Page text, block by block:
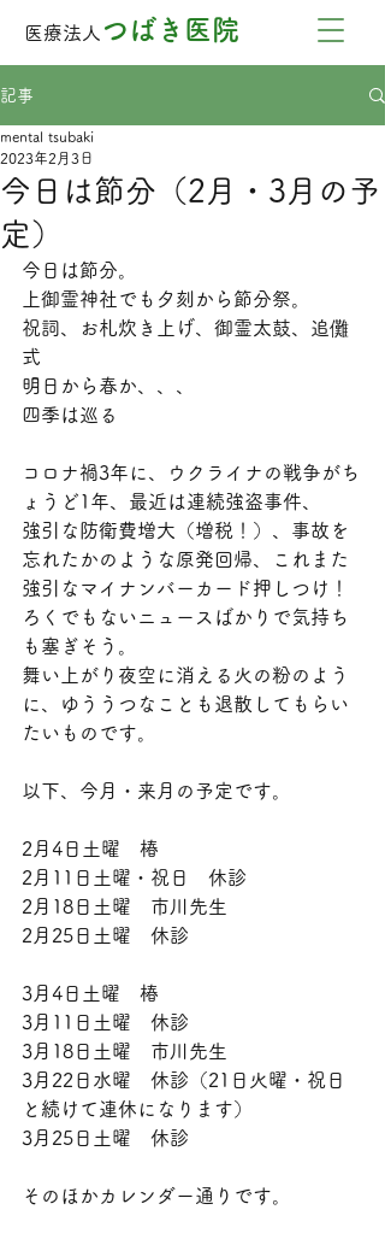
医療法人 つばき医院
記事
今日は節分（2月・3月の予
定）
mental tsubaki
2023年2月3日
今日は節分。
上御霊神社でも夕刻から節分祭。
祝詞、お札炊き上げ、御霊太鼓、追儺
式
明日から春か、、、
四季は巡る
コロナ禍3年に、ウクライナの戦争がち
ょうど1年、最近は連続強盗事件、
強引な防衛費増大（増税！）、事故を
忘れたかのような原発回帰、これまた
強引なマイナンバーカード押しつけ！
ろくでもないニュースばかりで気持ち
も塞ぎそう。
舞い上がり夜空に消える火の粉のよう
に、ゆううつなことも退散してもらい
たいものです。
以下、今月・来月の予定です。
2月4日土曜　椿
2月11日土曜・祝日　休診
2月18日土曜　市川先生
2月25日土曜　休診
3月4日土曜　椿
3月11日土曜　休診
3月18日土曜　市川先生
3月22日水曜　休診（21日火曜・祝日
と続けて連休になります）
3月25日土曜　休診
そのほかカレンダー通りです。